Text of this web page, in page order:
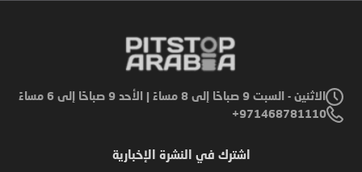
الاثنين - السبت 9 صباحًا إلى 8 مساءً | الأحد 9 صباحًا إلى 6 مساءً
971468781110+
اشترك في النشرة الإخبارية